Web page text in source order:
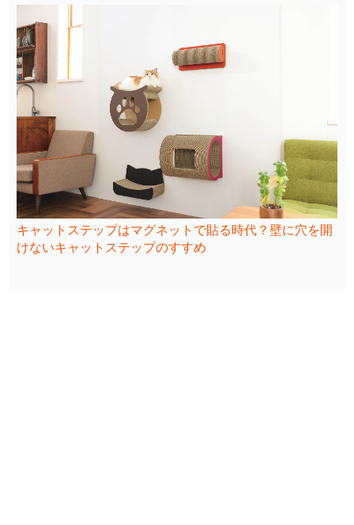
キャットステップはマグネットで貼る時代？壁に穴を開
けないキャットステップのすすめ